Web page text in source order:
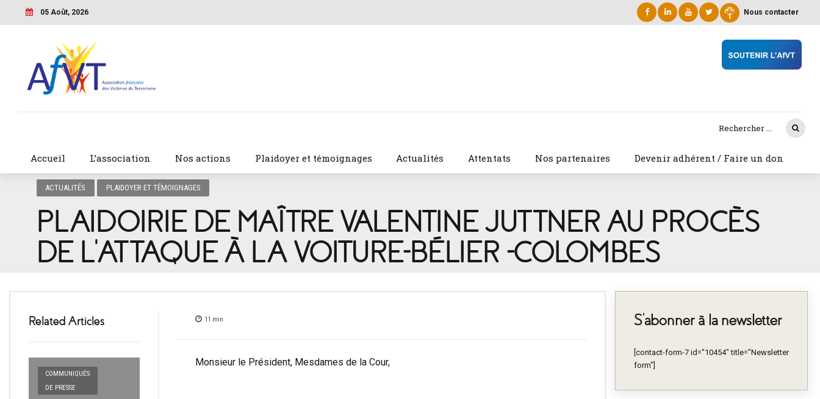
05 Août, 2026 Nous contacter
Accueil L’association Nos actions Plaidoyer et témoignages Actualités Attentats Nos partenaires Devenir adhérent / Faire un don
ACTUALITÉS PLAIDOYER ET TÉMOIGNAGES
PLAIDOIRIE DE MAÎTRE VALENTINE JUTTNER AU PROCÈS
DE L’ATTAQUE À LA VOITURE-BÉLIER -COLOMBES
Related Articles
COMMUNIQUÉS
DE PRESSE
11 min
Monsieur le Président, Mesdames de la Cour,
S’abonner à la newsletter
[contact-form-7 id="10454" title="Newsletter
form"]